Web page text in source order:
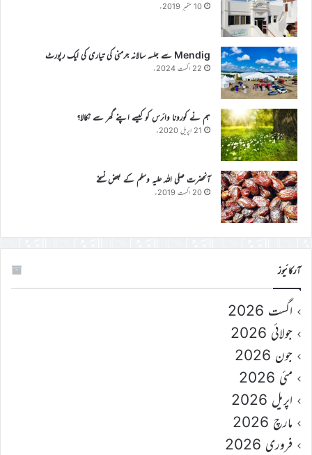
10 ستمبر 2019ء
Mendig سے جلسہ سالانہ جرمنی کی تیاری کی ایک رپورٹ
22 اگست 2024ء
ہم نے کورونا وائرس کو کیسے اپنے گھر سے نکالا؟
21 اپریل 2020ء
آنحضرت صلی اللہ علیہ وسلم کے بعض نسخے
20 اگست 2019ء
آرکائیوز
اگست 2026
جولائی 2026
جون 2026
مئی 2026
اپریل 2026
مارچ 2026
فروری 2026